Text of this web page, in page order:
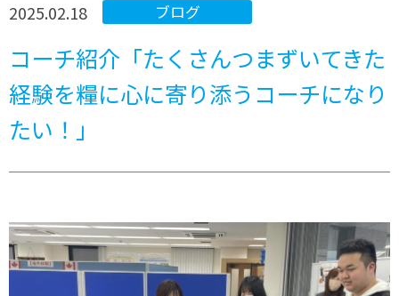
ブログ
2025.02.18
コーチ紹介「たくさんつまずいてきた
経験を糧に心に寄り添うコーチになり
たい！」